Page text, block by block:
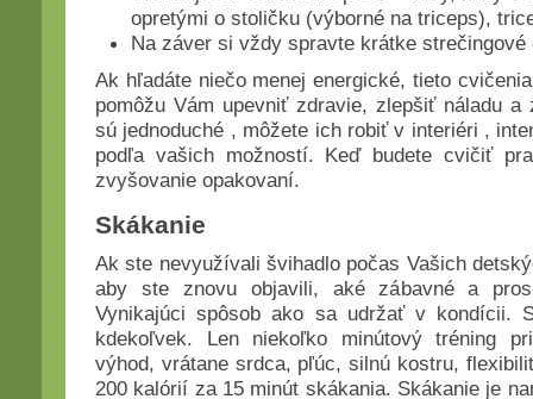
opretými o stoličku (výborné na triceps),
Na záver si vždy spravte krátke strečingové
Ak hľadáte niečo menej energické, tieto
pomôžu Vám upevniť zdravie, zlepšiť náladu
sú jednoduché , môžete ich robiť v interiéri ,
podľa vašich možností. Keď budete cvičiť
zvyšovanie opakovaní.
Skákanie
Ak ste nevyužívali švihadlo počas Vašich
aby ste znovu objavili, aké zábavné a
Vynikajúci spôsob ako sa udržať v kondícii.
kdekoľvek. Len niekoľko minútový tréning
výhod, vrátane srdca, pľúc, silnú kostru,
200 kalórií za 15 minút skákania. Skákanie je